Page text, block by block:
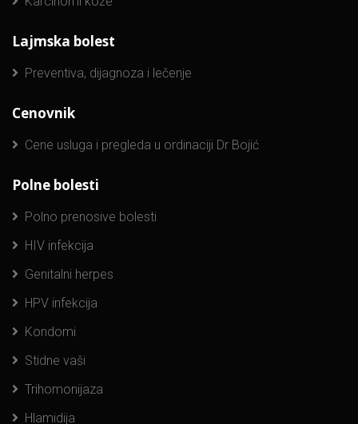
Lajmska bolest
Preventiva, dijagnoza i lečenje
Cenovnik
Cene usluga i pregleda u ordinaciji Dr Bojić
Polne bolesti
Polno prenosive bolesti
HIV infekcija
Genitalni herpes
HPV infekcija
Kondomi
Stidne vaši
Trihomonijaza
Hlamidija